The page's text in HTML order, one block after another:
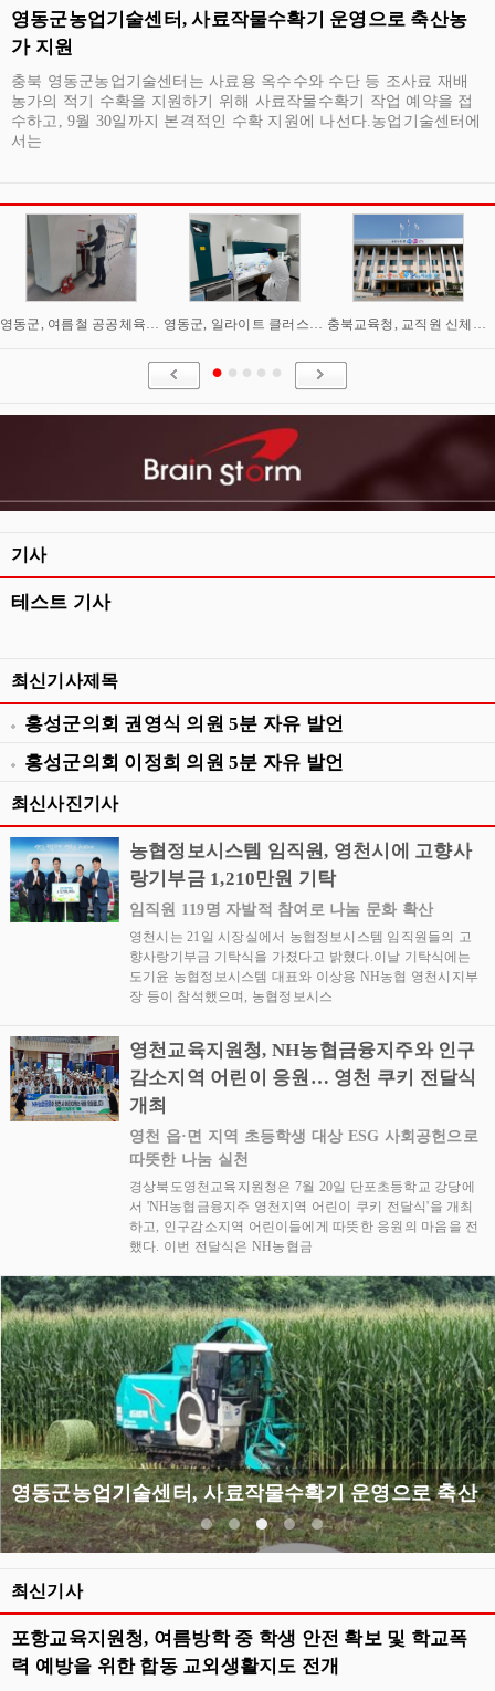
영동군농업기술센터, 사료작물수확기 운영으로 축산농
가 지원
충북 영동군농업기술센터는 사료용 옥수수와 수단 등 조사료 재배
농가의 적기 수확을 지원하기 위해 사료작물수확기 작업 예약을 접
수하고, 9월 30일까지 본격적인 수확 지원에 나선다.농업기술센터에
서는
영동군, 여름철 공공체육시설 안전점검 실시 영동군, 일라이트 클러스터 조성 순항… 산업화 기반 강화 충북교육청, 교직원 신체·마음건강 통합 지원 강화
기사
테스트 기사
최신기사제목
홍성군의회 권영식 의원 5분 자유 발언
홍성군의회 이정희 의원 5분 자유 발언
최신사진기사
농협정보시스템 임직원, 영천시에 고향사
랑기부금 1,210만원 기탁
임직원 119명 자발적 참여로 나눔 문화 확산
영천시는 21일 시장실에서 농협정보시스템 임직원들의 고
향사랑기부금 기탁식을 가졌다고 밝혔다.이날 기탁식에는
도기윤 농협정보시스템 대표와 이상용 NH농협 영천시지부
장 등이 참석했으며, 농협정보시스
영천교육지원청, NH농협금융지주와 인구
감소지역 어린이 응원… 영천 쿠키 전달식
개최
영천 읍·면 지역 초등학생 대상 ESG 사회공헌으로
따뜻한 나눔 실천
경상북도영천교육지원청은 7월 20일 단포초등학교 강당에
서 'NH농협금융지주 영천지역 어린이 쿠키 전달식'을 개최
하고, 인구감소지역 어린이들에게 따뜻한 응원의 마음을 전
했다. 이번 전달식은 NH농협금
영동군농업기술센터, 사료작물수확기 운영으로 축산농가 지원
최신기사
포항교육지원청, 여름방학 중 학생 안전 확보 및 학교폭
력 예방을 위한 합동 교외생활지도 전개